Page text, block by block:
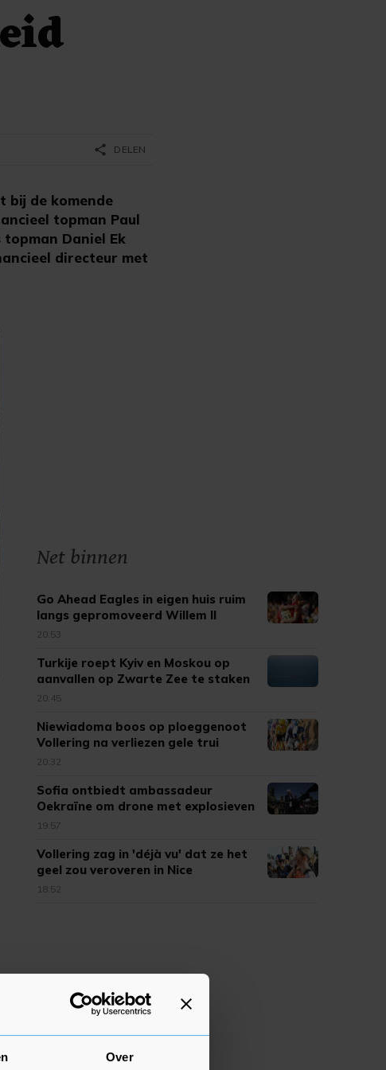
Over
bij de komende
topman Paul
Daniel Ek
directeur met
share DELEN
Net binnen
Go Ahead Eagles in eigen huis ruim
langs gepromoveerd Willem II
20:53
Turkije roept Kyiv en Moskou op
aanvallen op Zwarte Zee te staken
20:45
Niewiadoma boos op ploeggenoot
Vollering na verliezen gele trui
20:32
Sofia ontbiedt ambassadeur
Oekraïne om drone met explosieven
19:57
Vollering zag in 'déjà vu' dat ze het
geel zou veroveren in Nice
18:52